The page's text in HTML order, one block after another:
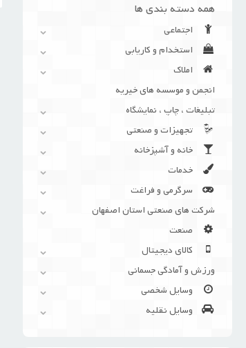
همه دسته بندی ها
اجتماعی
استخدام و کاریابی
املاک
انجمن و موسسه های خیریه
تبلیغات ، چاپ ، نمایشگاه
تجهیزات و صنعتی
خانه و آشپزخانه
خدمات
سرگرمی و فراغت
شرکت های صنعتی استان اصفهان
صنعت
کالای دیجیتال
ورزش و آمادگی جسمانی
وسایل شخصی
وسایل نقلیه